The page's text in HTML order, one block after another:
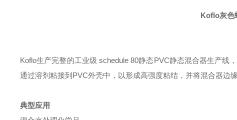
Koflo灰色
Koflo生产完整的工业级 schedule 80静态PVC静态混合器生产线
通过溶剂粘接到PVC外壳中，以形成高强度粘结，并将混合器边
典型应用